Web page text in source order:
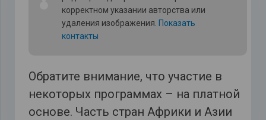
корректном указании авторства или
удаления изображения. Показать
контакты
Обратите внимание, что участие в
некоторых программах – на платной
основе. Часть стран Африки и Азии